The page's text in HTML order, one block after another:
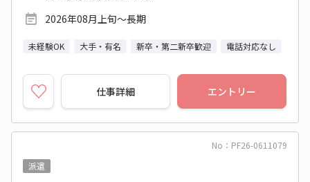
2026年08月上旬～長期
未経験OK 大手・有名 新卒・第二新卒歓迎 電話対応なし
仕事詳細 エントリー
No：PF26-0611079
派遣